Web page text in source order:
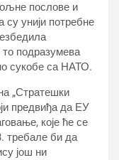
послове и
унији потребне
то подразумева
сукобе са НАТО.
„Стратешки
предвиђа да ЕУ
које ће се
требале би да
још ни